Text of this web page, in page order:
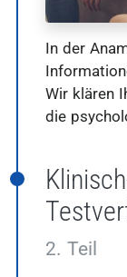
In der
Wir klären
die
2. Teil